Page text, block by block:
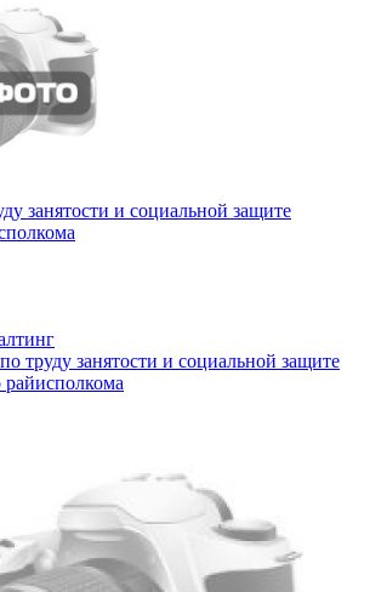
занятости и социальной защите
труду занятости и социальной защите